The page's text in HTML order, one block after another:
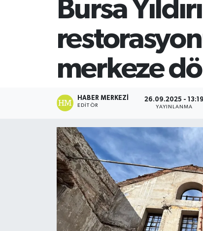
Bursa
merkeze
HABER MERKEZI
EDITÖR
26.09.2025 - 13:19
YAYINLANMA
SİYASET
Teknoloji
TRABZON
TRABZONSPOR